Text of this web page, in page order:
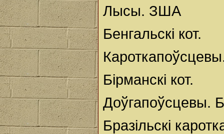
Лысы. ЗША
Бенгальскі кот.
Бірманскі кот.
Доўгапоўсцевы.
Бразільскі